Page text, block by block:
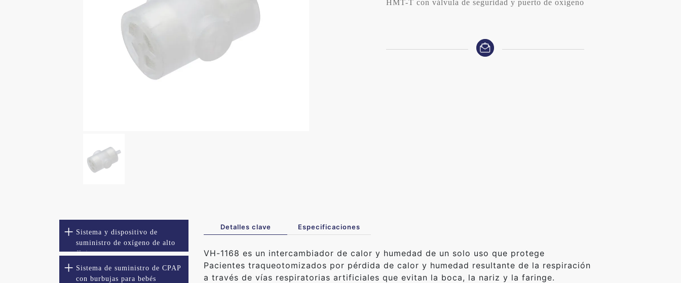
HMT-T con válvula de seguridad y puerto de oxígeno
Sistema y dispositivo de
suministro de oxígeno de alto
flujo
Sistema de suministro de CPAP
con burbujas para bebés
Detalles clave Especificaciones
VH-1168 es un intercambiador de calor y humedad de un solo uso que protege
Pacientes traqueotomizados por pérdida de calor y humedad resultante de la respiración
a través de vías respiratorias artificiales que evitan la boca, la nariz y la faringe.